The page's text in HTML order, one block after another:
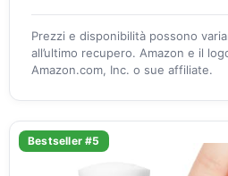
Prezzi e disponibilità possono
all’ultimo recupero. Amazon e il
Amazon.com, Inc. o sue affiliate.
Bestseller #5